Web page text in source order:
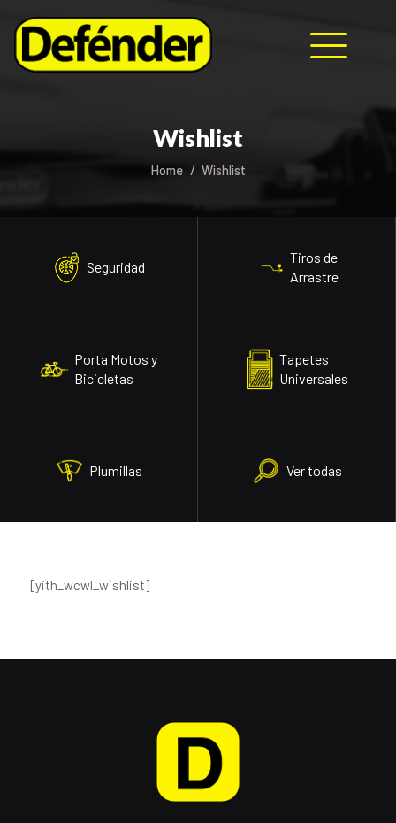
Wishlist
Home Wishlist
Seguridad
Tiros de
Arrastre
Porta Motos y
Bicicletas
Tapetes
Universales
Plumillas Ver todas
BLOG
CONTACTO
[yith_wcwl_wishlist]